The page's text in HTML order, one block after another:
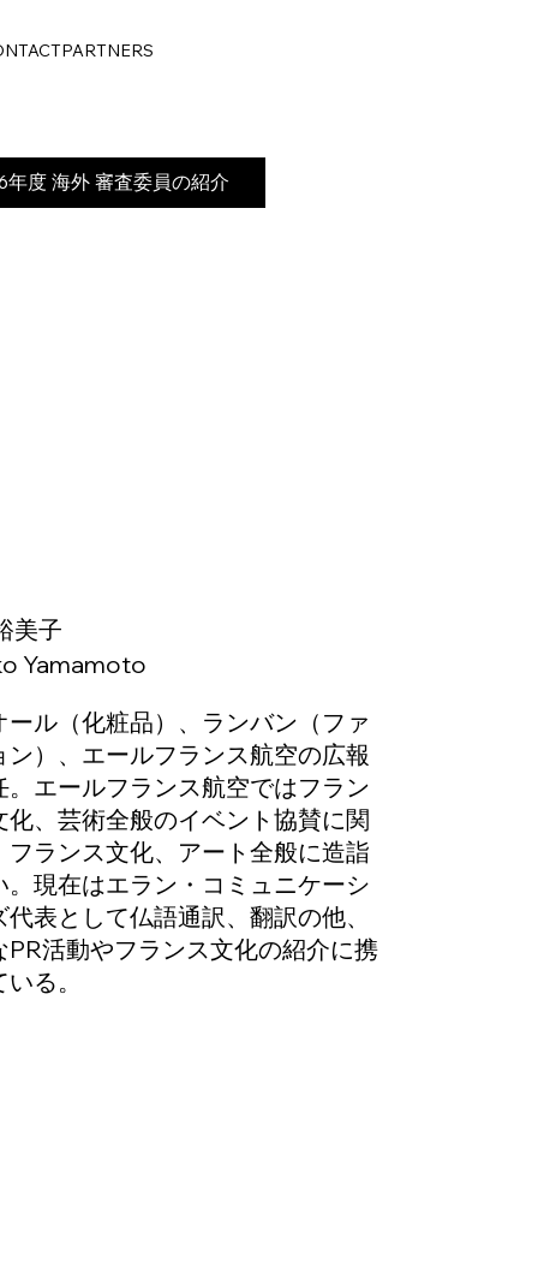
PARTNERS
度 ​海外 審査委員の紹介
美子
Yamamoto
ール（化粧品）、ランバン（ファ
ン）、エールフランス航空の広報
。エールフランス航空ではフラン
化、芸術全般のイベント協賛に関
フランス文化、アート全般に造詣
。現在はエラン・コミュニケーシ
代表として仏語通訳、翻訳の他、
PR活動やフランス文化の紹介に携
る。